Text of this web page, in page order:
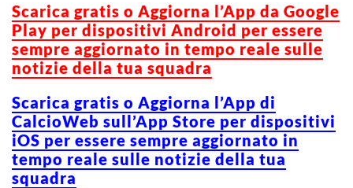
Scarica gratis o Aggiorna l’App da Google
Play per dispositivi Android per essere
sempre aggiornato in tempo reale sulle
notizie della tua squadra
Scarica gratis o Aggiorna l’App di
CalcioWeb sull’App Store per dispositivi
iOS per essere sempre aggiornato in
tempo reale sulle notizie della tua
squadra